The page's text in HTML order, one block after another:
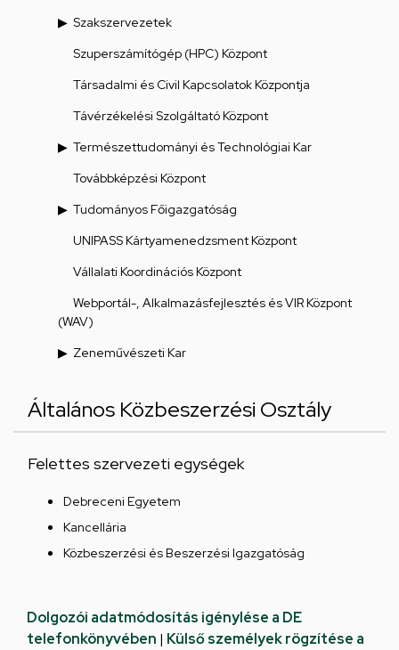
Szakszervezetek
Szuperszámítógép (HPC) Központ
Társadalmi és Civil Kapcsolatok Központja
Távérzékelési Szolgáltató Központ
Természettudományi és Technológiai Kar
Továbbképzési Központ
Tudományos Főigazgatóság
UNIPASS Kártyamenedzsment Központ
Vállalati Koordinációs Központ
Webportál-, Alkalmazásfejlesztés és VIR Központ
(WAV)
Zeneművészeti Kar
Általános Közbeszerzési Osztály
Felettes szervezeti egységek
Debreceni Egyetem
Kancellária
Közbeszerzési és Beszerzési Igazgatóság
Dolgozói adatmódosítás igénylése a DE
telefonkönyvében | Külső személyek rögzítése a